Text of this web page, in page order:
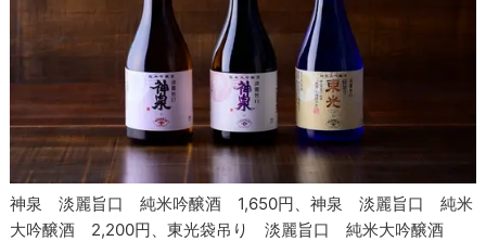
神泉 淡麗旨口 純米吟醸酒 1,650円、神泉 淡麗旨口 純米
大吟醸酒 2,200円、東光袋吊り 淡麗旨口 純米大吟醸酒